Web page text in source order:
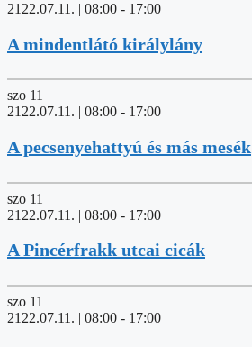
2122.07.11. | 08:00 - 17:00 |
A mindentlátó királylány
szo 11
2122.07.11. | 08:00 - 17:00 |
A pecsenyehattyú és más mesék
szo 11
2122.07.11. | 08:00 - 17:00 |
A Pincérfrakk utcai cicák
szo 11
2122.07.11. | 08:00 - 17:00 |